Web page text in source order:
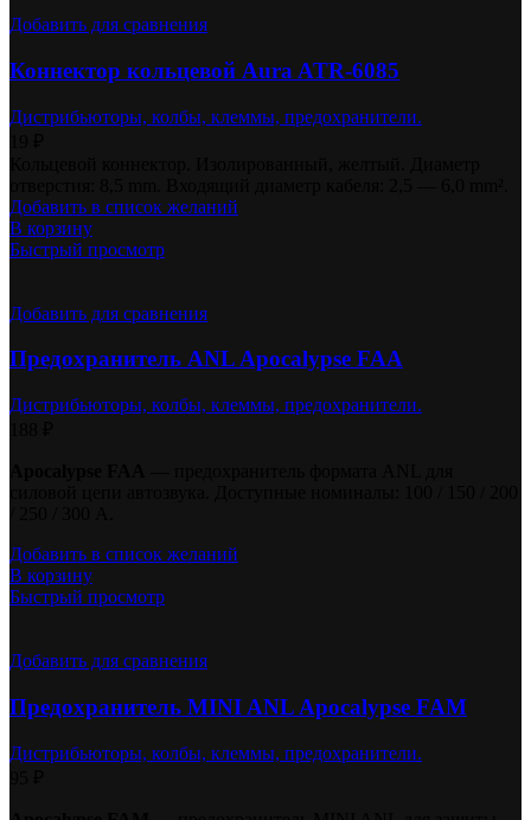
Добавить для сравнения
Коннектор кольцевой Aura ATR-6085
Дистрибьюторы, колбы, клеммы, предохранители.
Добавить в список желаний
В корзину
Быстрый просмотр
Добавить для сравнения
Предохранитель ANL Apocalypse FAA
Дистрибьюторы, колбы, клеммы, предохранители.
Добавить в список желаний
В корзину
Быстрый просмотр
Добавить для сравнения
Предохранитель MINI ANL Apocalypse FAM
Дистрибьюторы, колбы, клеммы, предохранители.